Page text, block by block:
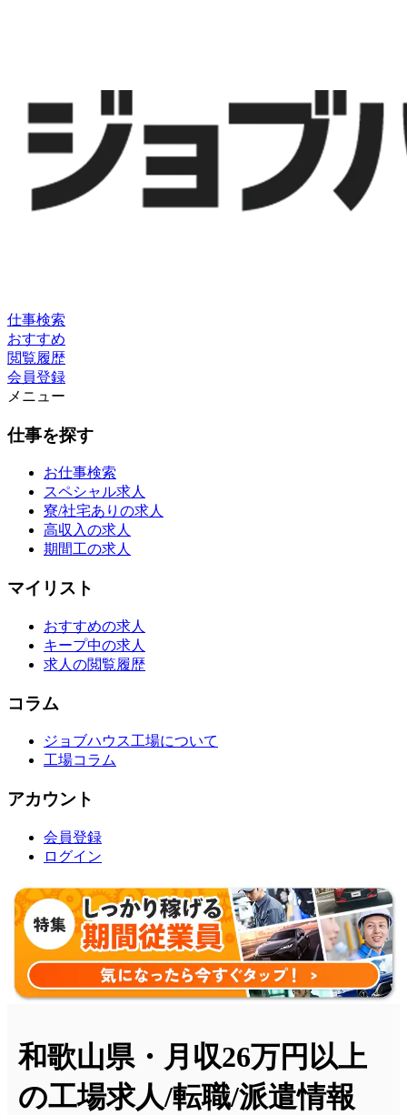
仕事検索
おすすめ
閲覧履歴
会員登録
メニュー
仕事を探す
お仕事検索
スペシャル求人
寮/社宅ありの求人
高収入の求人
期間工の求人
マイリスト
おすすめの求人
キープ中の求人
求人の閲覧履歴
コラム
ジョブハウス工場について
工場コラム
アカウント
会員登録
ログイン
和歌山県・月収26万円以上
の工場求人/転職/派遣情報